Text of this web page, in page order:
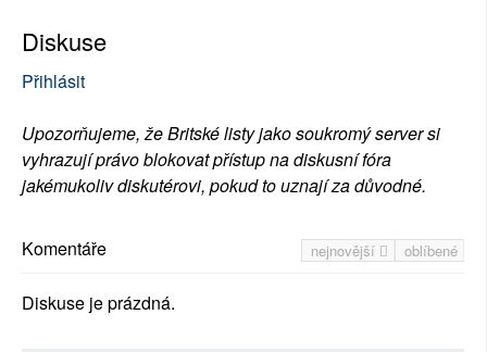
Diskuse
Přihlásit
Upozorňujeme, že Britské listy jako soukromý server si
vyhrazují právo blokovat přístup na diskusní fóra
jakémukoliv diskutérovi, pokud to uznají za důvodné.
nejnovější oblíbené
Komentáře
Diskuse je prázdná.